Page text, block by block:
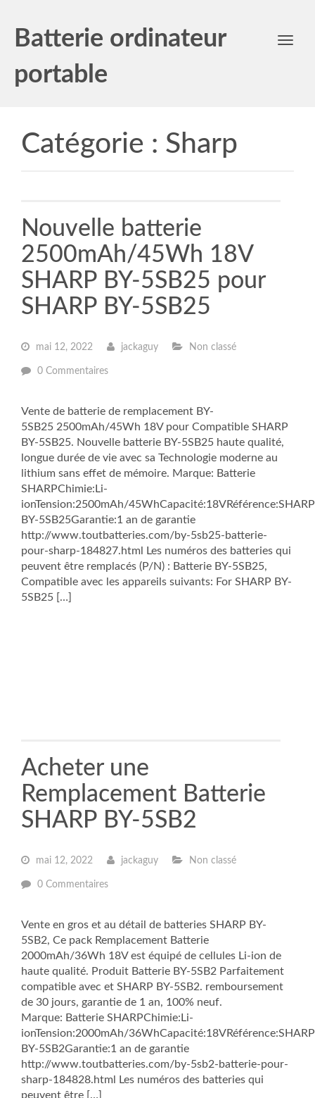
Batterie ordinateur
portable
Toggle
Catégorie : Sharp
Nouvelle batterie
2500mAh/45Wh 18V
SHARP BY-5SB25 pour
SHARP BY-5SB25
mai 12, 2022 jackaguy Non classé
0 Commentaires
Vente de batterie de remplacement BY-
5SB25 2500mAh/45Wh 18V pour Compatible SHARP
BY-5SB25. Nouvelle batterie BY-5SB25 haute qualité,
longue durée de vie avec sa Technologie moderne au
lithium sans effet de mémoire. Marque: Batterie
SHARPChimie:Li-
ionTension:2500mAh/45WhCapacité:18VRéférence:SHARP
BY-5SB25Garantie:1 an de garantie
http://www.toutbatteries.com/by-5sb25-batterie-
pour-sharp-184827.html Les numéros des batteries qui
peuvent être remplacés (P/N) : Batterie BY-5SB25,
Compatible avec les appareils suivants: For SHARP BY-
5SB25 […]
Acheter une
Remplacement Batterie
SHARP BY-5SB2
mai 12, 2022 jackaguy Non classé
0 Commentaires
Vente en gros et au détail de batteries SHARP BY-
5SB2, Ce pack Remplacement Batterie
2000mAh/36Wh 18V est équipé de cellules Li-ion de
haute qualité. Produit Batterie BY-5SB2 Parfaitement
compatible avec et SHARP BY-5SB2. remboursement
de 30 jours, garantie de 1 an, 100% neuf.
Marque: Batterie SHARPChimie:Li-
ionTension:2000mAh/36WhCapacité:18VRéférence:SHARP
BY-5SB2Garantie:1 an de garantie
http://www.toutbatteries.com/by-5sb2-batterie-pour-
sharp-184828.html Les numéros des batteries qui
peuvent être […]